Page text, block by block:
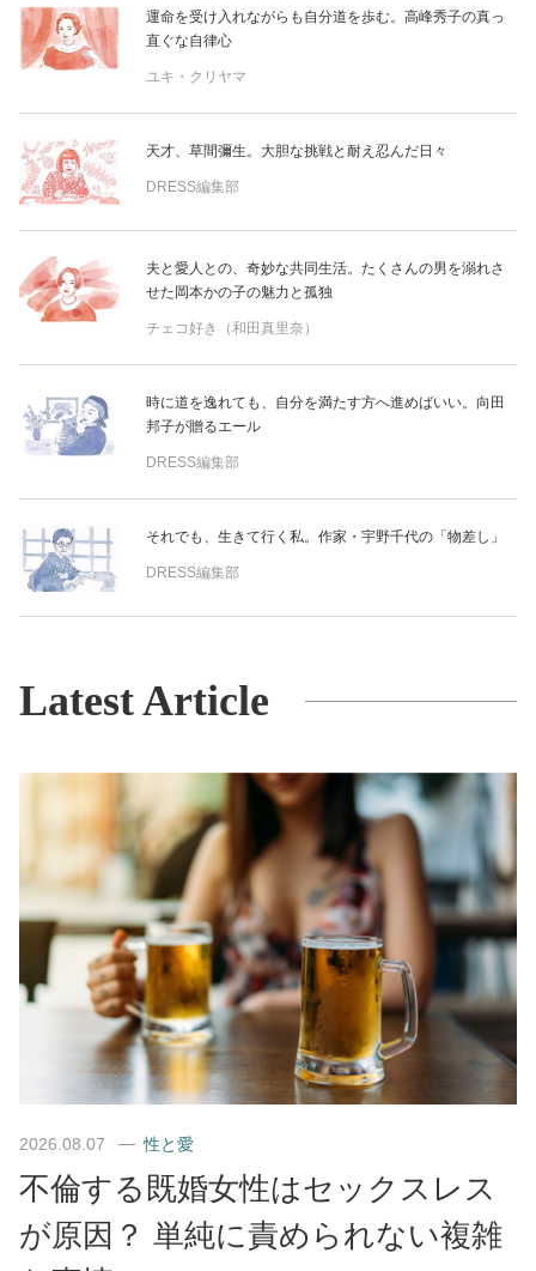
運命を受け入れながらも自分道を歩む。高峰秀子の真っ
直ぐな自律心
ユキ・クリヤマ
天才、草間彌生。大胆な挑戦と耐え忍んだ日々
DRESS編集部
夫と愛人との、奇妙な共同生活。たくさんの男を溺れさ
せた岡本かの子の魅力と孤独
チェコ好き（和田真里奈）
時に道を逸れても、自分を満たす方へ進めばいい。向田
邦子が贈るエール
DRESS編集部
それでも、生きて行く私。作家・宇野千代の「物差し」
DRESS編集部
Latest Article
2026.08.07 性と愛
不倫する既婚女性はセックスレス
が原因？ 単純に責められない複雑